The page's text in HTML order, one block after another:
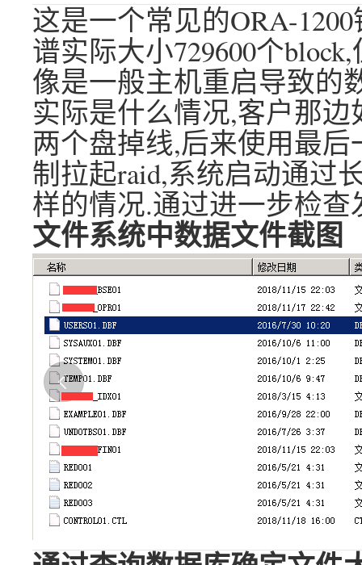
这是一个常见的ORA-
谱实际大小729600个
像是一般主机重启导致的
实际是什么情况,客户那
两个盘掉线,后来使用最
制拉起raid,系统启动通过
样的情况.通过进一步检
文件系统中数据文件截图